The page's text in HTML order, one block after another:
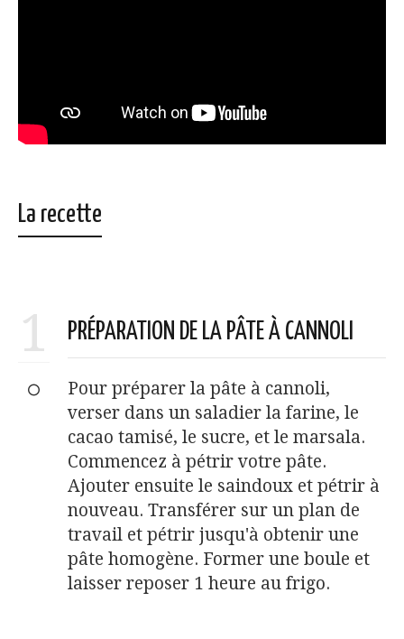
La recette
1 PRÉPARATION DE LA PÂTE À CANNOLI
Pour préparer la pâte à cannoli,
verser dans un saladier la farine, le
cacao tamisé, le sucre, et le marsala.
Commencez à pétrir votre pâte.
Ajouter ensuite le saindoux et pétrir à
nouveau. Transférer sur un plan de
travail et pétrir jusqu'à obtenir une
pâte homogène. Former une boule et
laisser reposer 1 heure au frigo.